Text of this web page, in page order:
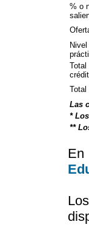
% o
Total
Total
Las
*
**